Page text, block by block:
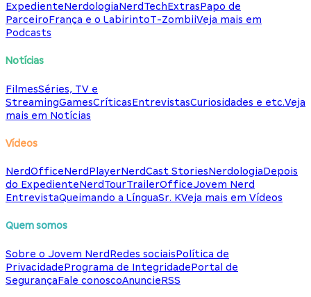
ExpedienteNerdologiaNerdTechExtrasPapo de
ParceiroFrança e o LabirintoT-ZombiiVeja mais em
Podcasts
Notícias
FilmesSéries, TV e
StreamingGamesCríticasEntrevistasCuriosidades e etc.Veja
mais em Notícias
Vídeos
NerdOfficeNerdPlayerNerdCast StoriesNerdologiaDepois
do ExpedienteNerdTourTrailerOfficeJovem Nerd
EntrevistaQueimando a LínguaSr. KVeja mais em Vídeos
Quem somos
Sobre o Jovem NerdRedes sociaisPolítica de
PrivacidadePrograma de IntegridadePortal de
SegurançaFale conoscoAnuncieRSS